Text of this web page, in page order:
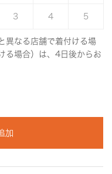
3 4 5
異なる店舗で着付ける場
る場合）は、4日後からお
加